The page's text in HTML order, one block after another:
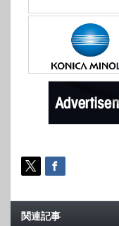
関連記事